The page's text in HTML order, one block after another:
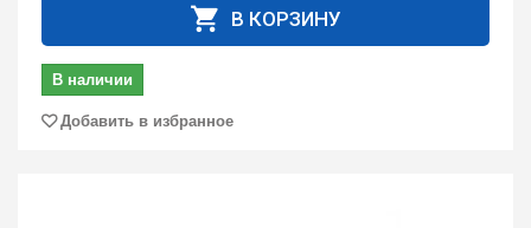
В КОРЗИНУ
В наличии
Добавить в избранное